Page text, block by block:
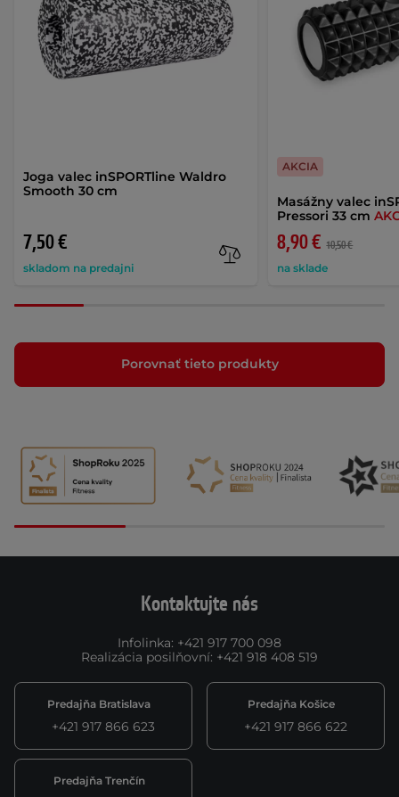
Joga valec inSPORTline Waldro
Smooth 30 cm
7,50 €
skladom na predajni
Masážny valec
Pressori 33 cm
8,90 € 10,50 €
na sklade
AKCIA
Porovnať tieto produkty
Kontaktujte nás
Infolinka: +421 917 700 098
Realizácia posilňovní: +421 918 408 519
Predajňa Bratislava
+421 917 866 623
Predajňa Košice
+421 917 866 622
Predajňa Trenčín